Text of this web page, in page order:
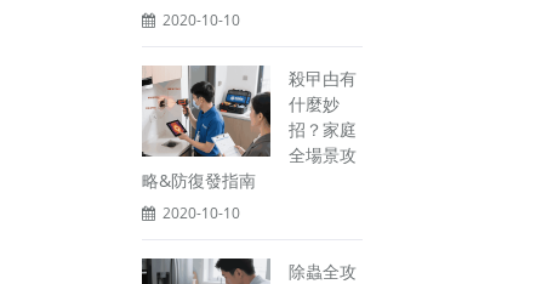
2020-10-10
殺曱甴有
什麼妙
招？家庭
全場景攻
略&防復發指南
2020-10-10
除蟲全攻